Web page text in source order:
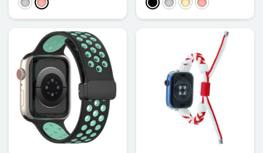
SilberRoségold Schwarz
SilberGoldenRoségold